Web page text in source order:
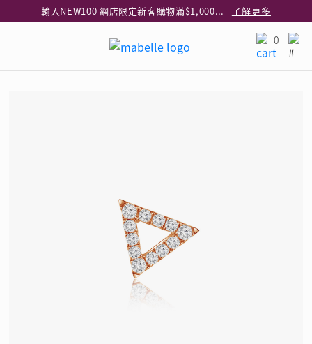
輸入NEW100 網店限定新客購物滿$1,000減$100
了解更多
指定純銀動物耳環2件享7折
0